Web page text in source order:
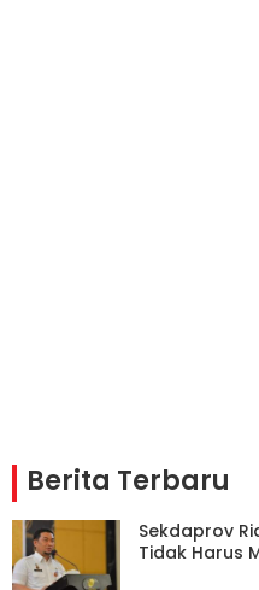
Berita Terbaru
Sekdaprov
Tidak Harus